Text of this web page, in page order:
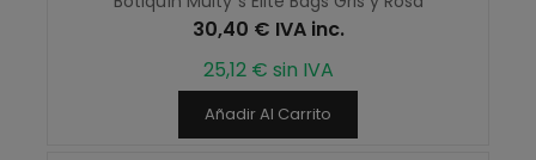
30,40 € IVA inc.
25,12 € sin IVA
Añadir Al Carrito